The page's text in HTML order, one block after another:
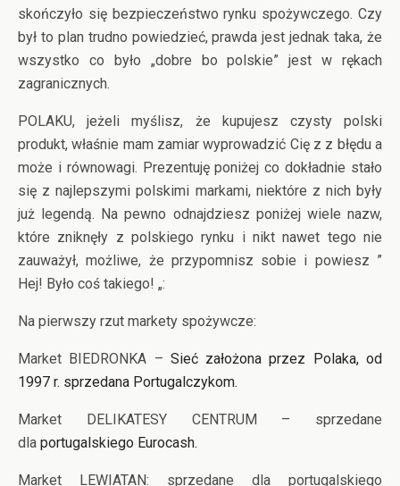
skończyło się bezpieczeństwo rynku spożywczego. Czy
był to plan trudno powiedzieć, prawda jest jednak taka, że
wszystko co było „dobre bo polskie” jest w rękach
zagranicznych.
POLAKU, jeżeli myślisz, że kupujesz czysty polski
produkt, właśnie mam zamiar wyprowadzić Cię z z błędu a
może i równowagi. Prezentuję poniżej co dokładnie stało
się z najlepszymi polskimi markami, niektóre z nich były
już legendą. Na pewno odnajdziesz poniżej wiele nazw,
które zniknęły z polskiego rynku i nikt nawet tego nie
zauważył, możliwe, że przypomnisz sobie i powiesz ”
Hej! Było coś takiego! „:
Na pierwszy rzut markety spożywcze:
Market BIEDRONKA – Sieć założona przez Polaka, od
1997 r. sprzedana Portugalczykom.
Market DELIKATESY CENTRUM – sprzedane
dla portugalskiego Eurocash.
Market LEWIATAN: sprzedane dla portugalskiego